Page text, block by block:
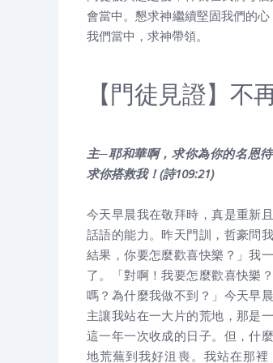
會當中。懇求神繼續堅固我們的
我們當中，求神帶領。
【門徒見證】不
主─耶和華啊，求你為你的名恩
求你搭救我！(詩109:21)
今天早晨我在敬拜時，真是重新
話語的能力。昨天門訓，哲豪問
結果，你要怎麼歡喜快樂？」我
了。「對啊！我要怎麼歡喜快樂
嗎？為什麼我做不到？」今天早
主讓我站在一大片的荒地，那是
這一年一次收成的日子。但，什
地荒蕪到我好沮喪。我站在那